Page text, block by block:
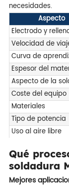
necesidades.
Aspecto
Electrodo y
Velocidad de
Curva de
Espesor del
Aspecto de la
Coste del equipo
Materiales
Tipo de potencia
Uso al aire libre
Qué
soldadura
Mejores